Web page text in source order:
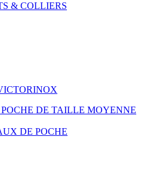
& COLLIERS
DE TAILLE MOYENNE
DE POCHE